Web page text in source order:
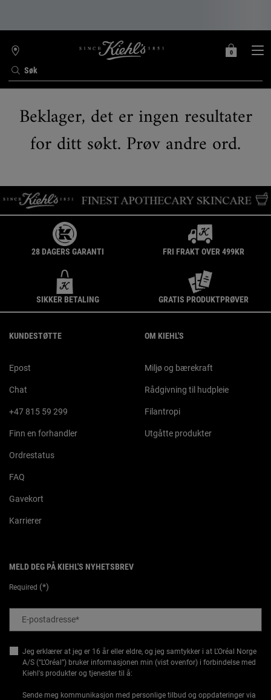
Søk
FINN
BUTIKK
MIN
0
0 PRODUKT
Beklager, det er ingen resultater
for ditt søkt. Prøv andre ord.
28 DAGERS GARANTI FRI FRAKT OVER 499KR
SIKKER BETALING GRATIS PRODUKTPRØVER
KUNDESTØTTE
Epost
Chat
+47 815 59 299
Finn en forhandler
Ordrestatus
FAQ
Gavekort
Karrierer
OM KIEHL'S
Miljø og bærekraft
Rådgivning til hudpleie
Filantropi
Utgåtte produkter
MELD DEG PÅ KIEHL'S NYHETSBREV
Required (*)
E-postadresse*
Jeg erklærer at jeg er 16 år eller eldre, og jeg samtykker i at L’Oréal Norge
A/S (“L’Oréal”) bruker informasjonen min (vist ovenfor) i forbindelse med
Kiehl's produkter og tjenester til å:
Sende meg kommunikasjon med personlige tilbud og oppdateringer via